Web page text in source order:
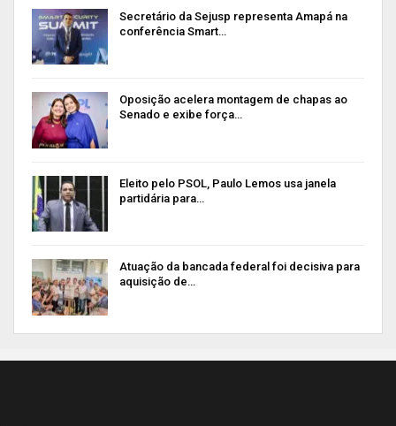
Secretário da Sejusp representa Amapá na
conferência Smart…
Oposição acelera montagem de chapas ao
Senado e exibe força…
Eleito pelo PSOL, Paulo Lemos usa janela
partidária para…
Atuação da bancada federal foi decisiva para
aquisição de…